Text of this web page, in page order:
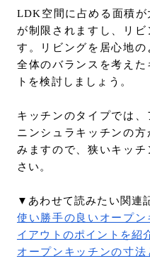
LDK空間に占める面積が
が制限されますし、リ
す。リビングを居心地
全体のバランスを考え
トを検討しましょう。
キッチンのタイプでは
ニンシュラキッチンの
みますので、狭いキッ
さい。
▼あわせて読みたい関連
使い勝手の良いオープ
イアウトのポイントを紹
オープンキッチンの寸